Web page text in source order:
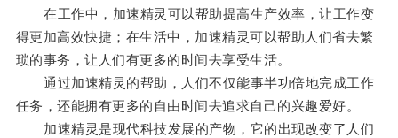
在工作中，加速精灵可以帮助提高生产效率，让工作变
得更加高效快捷；在生活中，加速精灵可以帮助人们省去繁
琐的事务，让人们有更多的时间去享受生活。
通过加速精灵的帮助，人们不仅能事半功倍地完成工作
任务，还能拥有更多的自由时间去追求自己的兴趣爱好。
加速精灵是现代科技发展的产物，它的出现改变了人们